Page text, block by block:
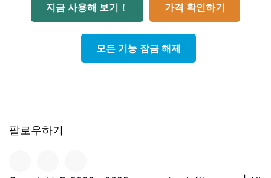
지금 사용해 보기！ 가격 확인하기
모든 기능 잠금 해제
팔로우하기